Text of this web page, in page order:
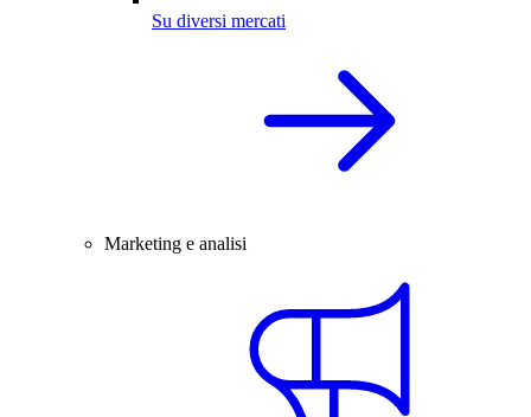
Su diversi mercati
Marketing e analisi